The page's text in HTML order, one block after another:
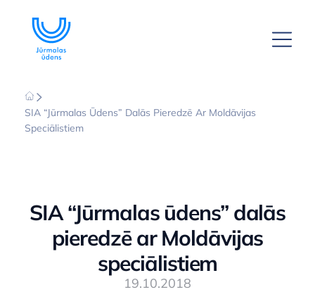
SIA “Jūrmalas Ūdens” Dalās Pieredzē Ar Moldāvijas
Speciālistiem
SIA “Jūrmalas ūdens” dalās
pieredzē ar Moldāvijas
speciālistiem
19.10.2018